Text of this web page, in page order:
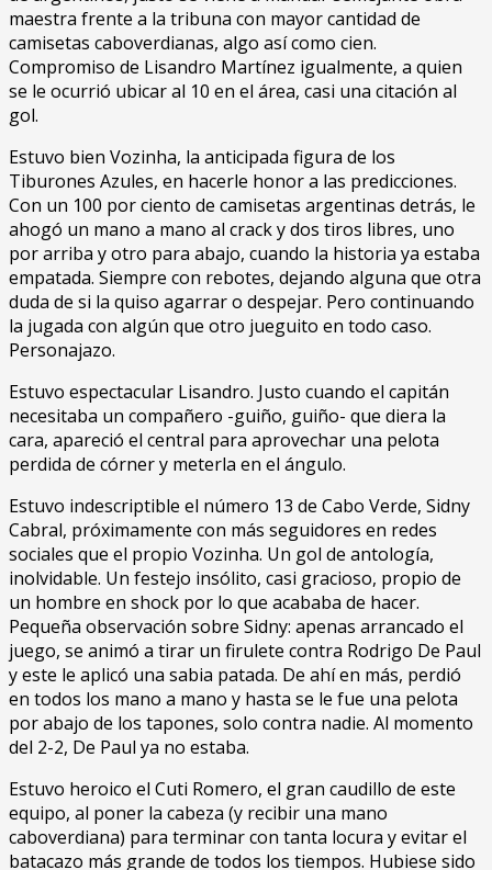
maestra frente a la tribuna con mayor cantidad de
camisetas caboverdianas, algo así como cien.
Compromiso de Lisandro Martínez igualmente, a quien
se le ocurrió ubicar al 10 en el área, casi una citación al
gol.
Estuvo bien Vozinha, la anticipada figura de los
Tiburones Azules, en hacerle honor a las predicciones.
Con un 100 por ciento de camisetas argentinas detrás, le
ahogó un mano a mano al crack y dos tiros libres, uno
por arriba y otro para abajo, cuando la historia ya estaba
empatada. Siempre con rebotes, dejando alguna que otra
duda de si la quiso agarrar o despejar. Pero continuando
la jugada con algún que otro jueguito en todo caso.
Personajazo.
Estuvo espectacular Lisandro. Justo cuando el capitán
necesitaba un compañero -guiño, guiño- que diera la
cara, apareció el central para aprovechar una pelota
perdida de córner y meterla en el ángulo.
Estuvo indescriptible el número 13 de Cabo Verde, Sidny
Cabral, próximamente con más seguidores en redes
sociales que el propio Vozinha. Un gol de antología,
inolvidable. Un festejo insólito, casi gracioso, propio de
un hombre en shock por lo que acababa de hacer.
Pequeña observación sobre Sidny: apenas arrancado el
juego, se animó a tirar un firulete contra Rodrigo De Paul
y este le aplicó una sabia patada. De ahí en más, perdió
en todos los mano a mano y hasta se le fue una pelota
por abajo de los tapones, solo contra nadie. Al momento
del 2-2, De Paul ya no estaba.
Estuvo heroico el Cuti Romero, el gran caudillo de este
equipo, al poner la cabeza (y recibir una mano
caboverdiana) para terminar con tanta locura y evitar el
batacazo más grande de todos los tiempos. Hubiese sido